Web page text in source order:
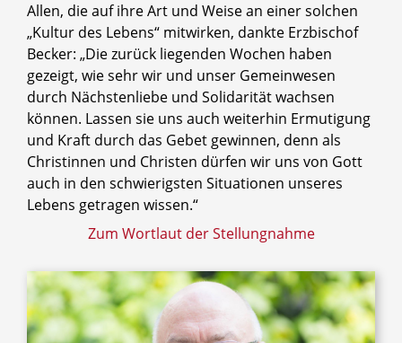
Allen, die auf ihre Art und Weise an einer solchen
„Kultur des Lebens“ mitwirken, dankte Erzbischof
Becker: „Die zurück liegenden Wochen haben
gezeigt, wie sehr wir und unser Gemeinwesen
durch Nächstenliebe und Solidarität wachsen
können. Lassen sie uns auch weiterhin Ermutigung
und Kraft durch das Gebet gewinnen, denn als
Christinnen und Christen dürfen wir uns von Gott
auch in den schwierigsten Situationen unseres
Lebens getragen wissen.“
Zum Wortlaut der Stellungnahme